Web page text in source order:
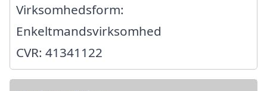
Virksomhedsform:
Enkeltmandsvirksomhed
CVR: 41341122